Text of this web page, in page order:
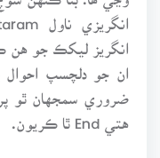
انگريز ليکڪ جو هن
ضروري سمجهان ٿو